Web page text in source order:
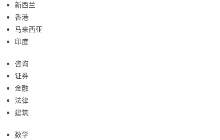
新西兰
香港
马来西亚
印度
咨询
证券
金融
法律
建筑
数学